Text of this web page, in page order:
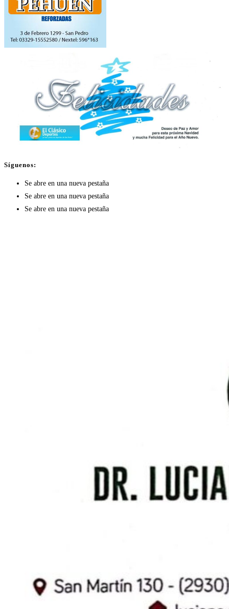
Síguenos:
Se abre en una nueva pestaña
Se abre en una nueva pestaña
Se abre en una nueva pestaña